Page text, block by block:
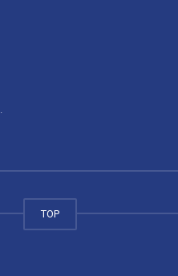
TOP